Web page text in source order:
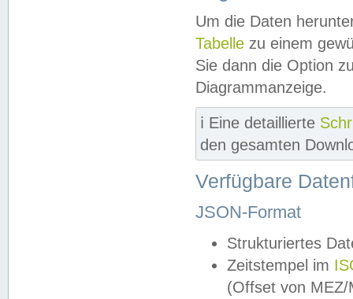
Um die Daten
Tabelle zu einem
Sie dann die Option
Diagrammanzeige.
ℹ️ Eine detaillierte
den gesamten
Verfügbare
JSON-Format
Strukturiertes
Zeitstempel im
(Offset von MEZ/